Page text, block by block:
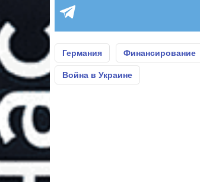
Германия Финансирование
Война в Украине